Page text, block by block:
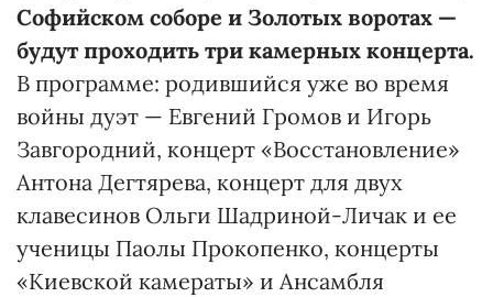
Софийском соборе и Золотых воротах —
будут проходить три камерных концерта.
В программе: родившийся уже во время
войны дуэт — Евгений Громов и Игорь
Завгородний, концерт «Восстановление»
Антона Дегтярева, концерт для двух
клавесинов Ольги Шадриной-Личак и ее
ученицы Паолы Прокопенко, концерты
«Киевской камераты» и Ансамбля